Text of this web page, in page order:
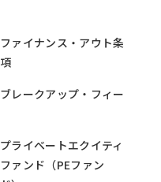
ファイナンス・アウト条
項
ブレークアップ・フィー
プライベートエクイティ
ファンド（PEファン